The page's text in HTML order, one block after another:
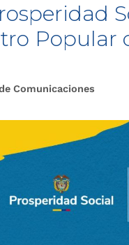
Popular
Comunicaciones